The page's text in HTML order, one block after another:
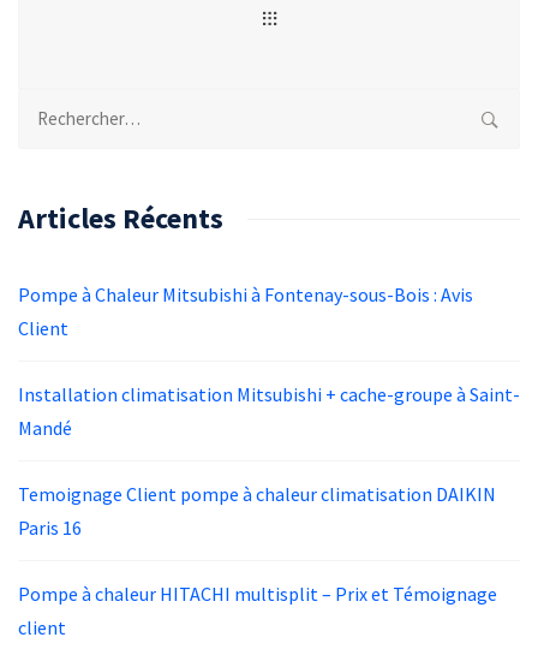
Rechercher :
Articles Récents
Pompe à Chaleur Mitsubishi à Fontenay-sous-Bois : Avis
Client
Installation climatisation Mitsubishi + cache-groupe à Saint-
Mandé
Temoignage Client pompe à chaleur climatisation DAIKIN
Paris 16
Pompe à chaleur HITACHI multisplit – Prix et Témoignage
client